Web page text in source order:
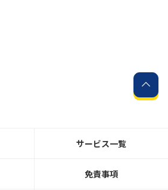
覧
サービス一覧
免責事項